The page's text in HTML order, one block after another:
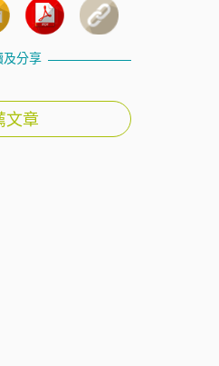
及分享
文章